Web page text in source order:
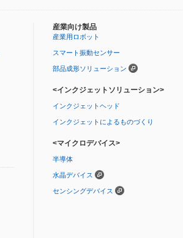
産業向け製品
産業用ロボット
スマート振動センサー
部品成形ソリューション
<インクジェットソリューション>
インクジェットヘッド
インクジェットによるものづくり
<マイクロデバイス>
半導体
水晶デバイス
センシングデバイス